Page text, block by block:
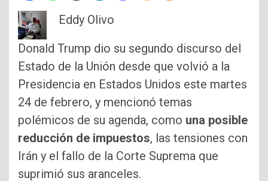
Eddy Olivo
Donald Trump dio su segundo discurso del
Estado de la Unión desde que volvió a la
Presidencia en Estados Unidos este martes
24 de febrero, y mencionó temas
polémicos de su agenda, como una posible
reducción de impuestos, las tensiones con
Irán y el fallo de la Corte Suprema que
suprimió sus aranceles.